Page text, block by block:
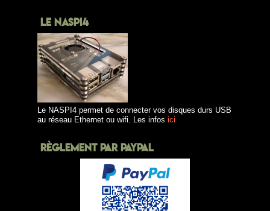
LE NASPI4
Le NASPI4 permet de connecter vos disques durs USB
au réseau Ethernet ou wifi. Les infos ici
RÈGLEMENT PAR PAYPAL